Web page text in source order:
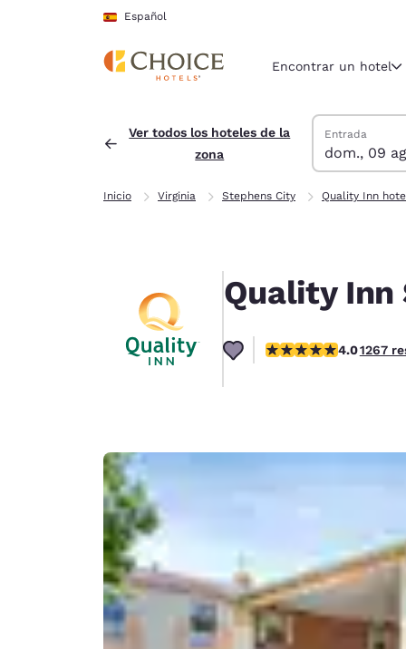
Saltar A Contenido Principal
Español
Región y
Español
United
English
América
Spain
English
English
Encontrar un hotel
Ver todos los hoteles de la
zona
Buscar hoteles
domingo, 9 de
Entrada
dom., 09
lunes, 10 de
Fecha de
Fecha de
Inicio Virginia Stephens City Quality Inn
Quality Inn
Calificación de 3.98
4.01267